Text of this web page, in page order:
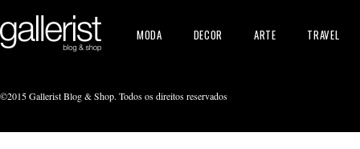
MODA DECOR ARTE TRAVEL
©2015 Gallerist Blog & Shop. Todos os direitos reservados